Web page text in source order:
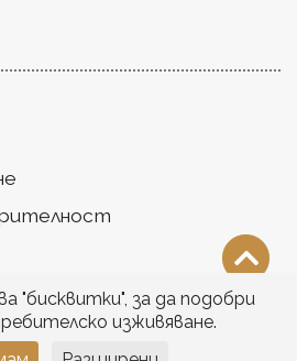
"бисквитки", за да подобри
изживяване.